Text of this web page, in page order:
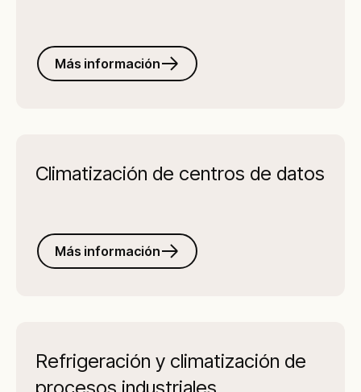
Más información
Climatización de centros de datos
Más información
Refrigeración y climatización de